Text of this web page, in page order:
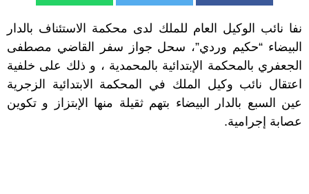
نفا نائب الوكيل العام للملك لدى محكمة الاستئناف بالدار
البيضاء “حكيم وردي”، سحل جواز سفر القاضي مصطفى
الجعفري بالمحكمة الإبتدائية بالمحمدية ، و ذلك على خلفية
اعتقال نائب وكيل الملك في المحكمة الابتدائية الزجرية
عين السبع بالدار البيضاء بتهم ثقيلة منها الإبتزاز و تكوين
عصابة إجرامية.